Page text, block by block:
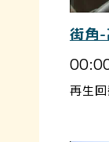
街角
再生